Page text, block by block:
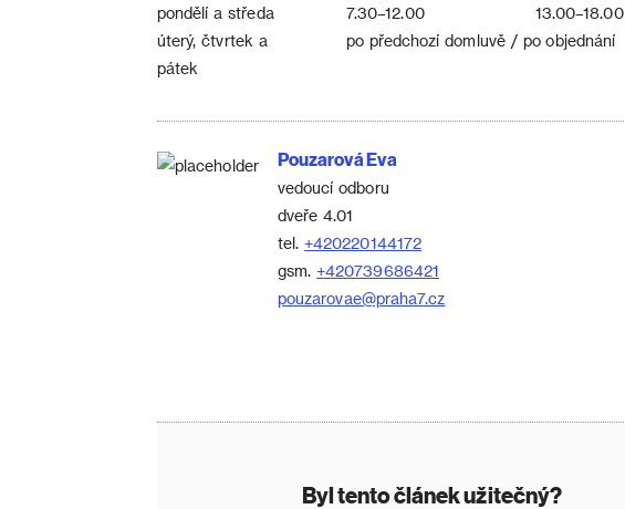
pondělí a středa 7.30–12.00
13.00–18.00
úterý, čtvrtek a
pátek
po předchozí domluvě / po objednání
Pouzarová Eva
vedoucí odboru
dveře 4.01
tel.+420220144172
gsm.+420739686421
pouzarovae@praha7.cz
Byl tento článek užitečný?